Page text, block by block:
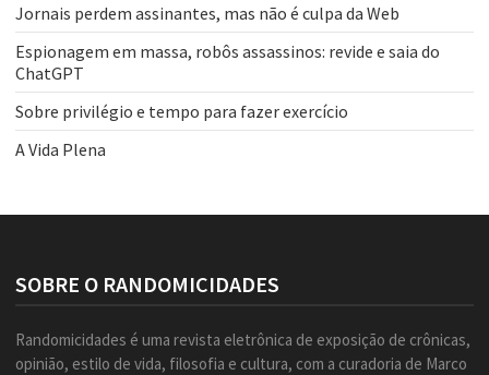
Jornais perdem assinantes, mas não é culpa da Web
Espionagem em massa, robôs assassinos: revide e saia do
ChatGPT
Sobre privilégio e tempo para fazer exercício
A Vida Plena
SOBRE O RANDOMICIDADES
Randomicidades é uma revista eletrônica de exposição de crônicas,
opinião, estilo de vida, filosofia e cultura, com a curadoria de Marco